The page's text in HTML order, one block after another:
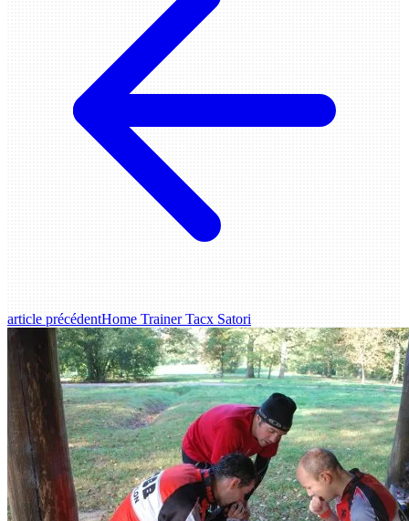
article précédentHome Trainer Tacx Satori